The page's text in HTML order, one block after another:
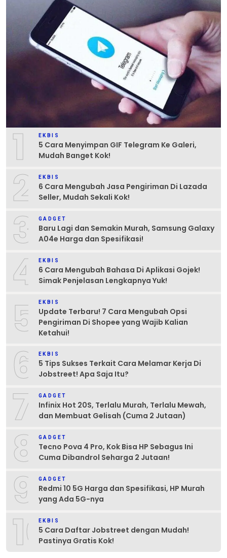
1 EKBIS
5 Cara Menyimpan GIF Telegram Ke Galeri,
Mudah Banget Kok!
2 EKBIS
6 Cara Mengubah Jasa Pengiriman Di Lazada
Seller, Mudah Sekali Kok!
3 GADGET
Baru Lagi dan Semakin Murah, Samsung Galaxy
A04e Harga dan Spesifikasi!
4 EKBIS
6 Cara Mengubah Bahasa Di Aplikasi Gojek!
Simak Penjelasan Lengkapnya Yuk!
5 EKBIS
Update Terbaru! 7 Cara Mengubah Opsi
Pengiriman Di Shopee yang Wajib Kalian
Ketahui!
6 EKBIS
5 Tips Sukses Terkait Cara Melamar Kerja Di
Jobstreet! Apa Saja Itu?
7 GADGET
Infinix Hot 20S, Terlalu Murah, Terlalu Mewah,
dan Membuat Gelisah (Cuma 2 Jutaan)
8 GADGET
Tecno Pova 4 Pro, Kok Bisa HP Sebagus Ini
Cuma Dibandrol Seharga 2 Jutaan!
9 GADGET
Redmi 10 5G Harga dan Spesifikasi, HP Murah
yang Ada 5G-nya
10EKBIS
5 Cara Daftar Jobstreet dengan Mudah!
Pastinya Gratis Kok!